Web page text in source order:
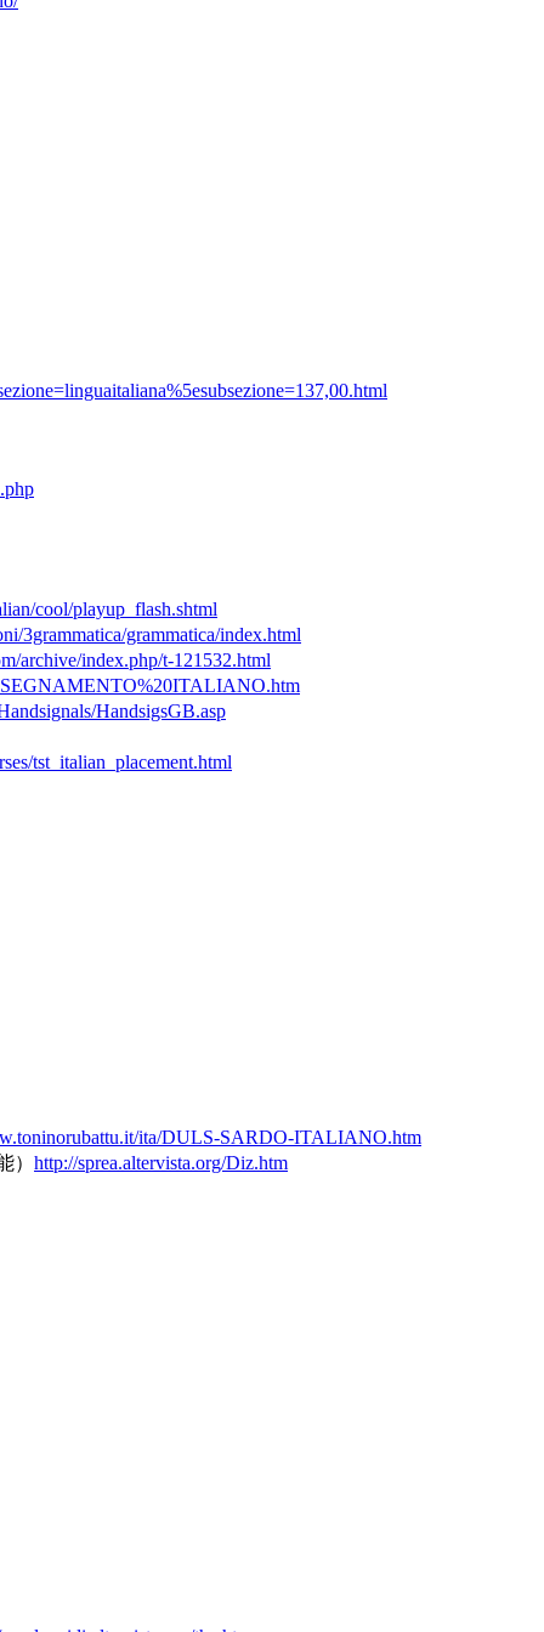
cool/playup_flash.shtml
3grammatica/grammatica/index.html
archive/index.php/t-121532.html
HandsigsGB.asp
tst_italian_placement.html
ita/DULS-SARDO-ITALIANO.htm
） http://sprea.altervista.org/Diz.htm